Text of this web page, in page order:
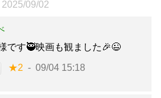
2025/09/02
です🥷映画も観ました🎉😉
★2 09/04 15:18